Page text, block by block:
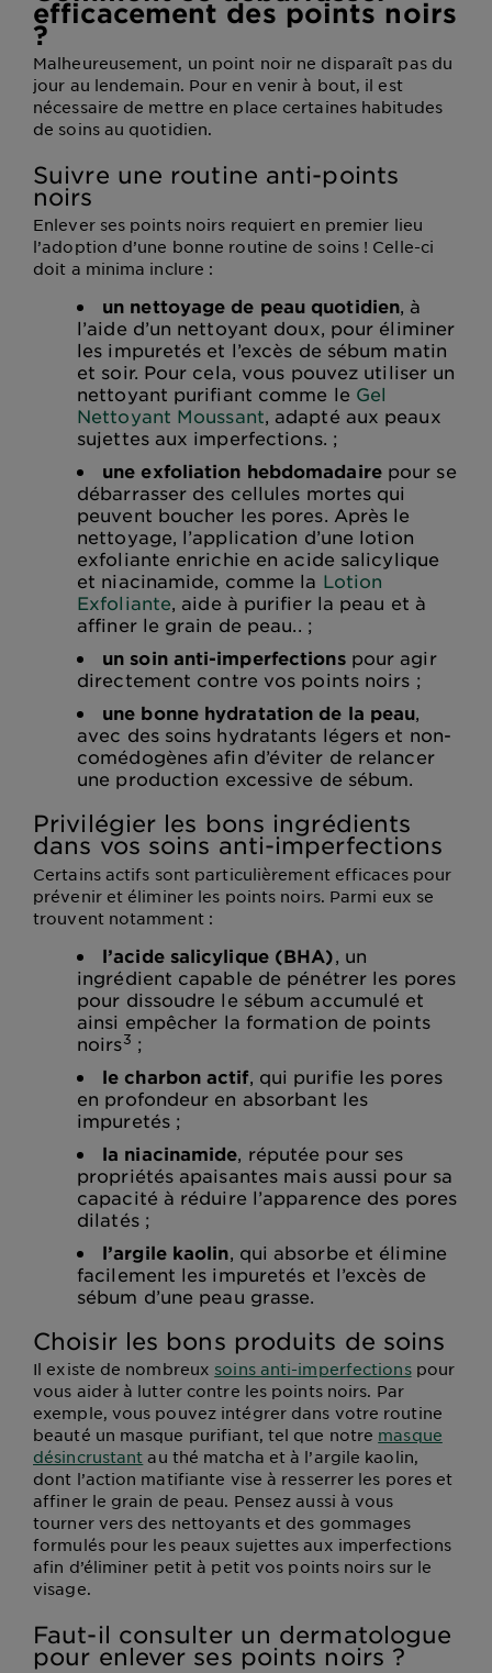
efficacement des points noirs
?
Malheureusement, un point noir ne disparaît pas du
jour au lendemain. Pour en venir à bout, il est
nécessaire de mettre en place certaines habitudes
de soins au quotidien.
Suivre une routine anti-points
noirs
Enlever ses points noirs requiert en premier lieu
l’adoption d’une bonne routine de soins ! Celle-ci
doit a minima inclure :
un nettoyage de peau quotidien, à
l’aide d’un nettoyant doux, pour éliminer
les impuretés et l’excès de sébum matin
et soir. Pour cela, vous pouvez utiliser un
nettoyant purifiant comme le Gel
Nettoyant Moussant, adapté aux peaux
sujettes aux imperfections. ;
une exfoliation hebdomadairepour se
débarrasser des cellules mortes qui
peuvent boucher les pores. Après le
nettoyage, l’application d’une lotion
exfoliante enrichie en acide salicylique
et niacinamide, comme la Lotion
Exfoliante, aide à purifier la peau et à
affiner le grain de peau.. ;
un soin anti-imperfectionspour agir
directement contre vos points noirs ;
une bonne hydratation de la peau,
avec des soins hydratants légers et non-
comédogènes afin d’éviter de relancer
une production excessive de sébum.
Privilégier les bons ingrédients
dans vos soins anti-imperfections
Certains actifs sont particulièrement efficaces pour
prévenir et éliminer les points noirs. Parmi eux se
trouvent notamment :
l’acide salicylique (BHA) , un
ingrédient capable de pénétrer les pores
pour dissoudre le sébum accumulé et
ainsi empêcher la formation de points
noirs3 ;
le charbon actif , qui purifie les pores
en profondeur en absorbant les
impuretés ;
la niacinamide , réputée pour ses
propriétés apaisantes mais aussi pour sa
capacité à réduire l’apparence des pores
dilatés ;
l’argile kaolin , qui absorbe et élimine
facilement les impuretés et l’excès de
sébum d’une peau grasse.
Choisir les bons produits de soins
Il existe de nombreux soins anti-imperfectionspour
vous aider à lutter contre les points noirs. Par
exemple, vous pouvez intégrer dans votre routine
beauté un masque purifiant, tel que notre masque
désincrustant au thé matcha et à l’argile kaolin,
dont l’action matifiante vise à resserrer les pores et
affiner le grain de peau. Pensez aussi à vous
tourner vers des nettoyants et des gommages
formulés pour les peaux sujettes aux imperfections
afin d’éliminer petit à petit vos points noirs sur le
visage.
Faut-il consulter un dermatologue
pour enlever ses points noirs ?